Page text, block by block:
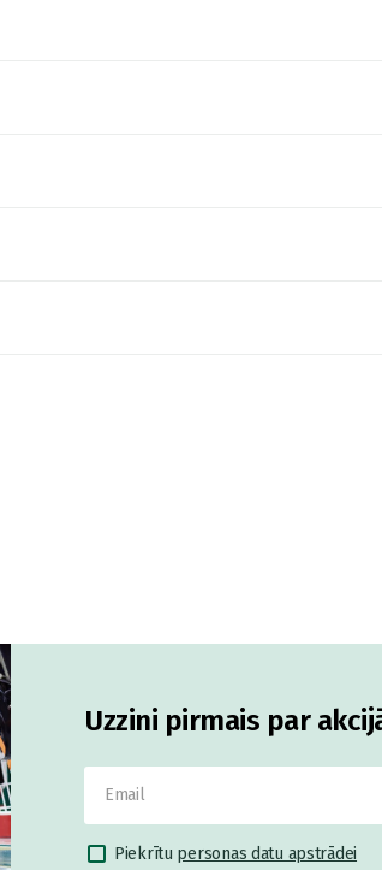
Uzzini pirmais par
Piekrītu personas datu apstrādei